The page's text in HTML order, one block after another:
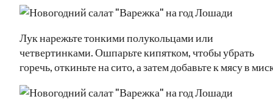
Лук нарежьте тонкими полукольцами или
четвертинками. Ошпарьте кипятком, чтобы убрать
горечь, откиньте на сито, а затем добавьте к мясу в